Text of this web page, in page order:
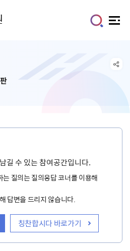
길 수 있는 참여공간입니다.
질의는 질의응답 코너를 이용해
답변을 드리지 않습니다.
칭찬합시다 바로가기